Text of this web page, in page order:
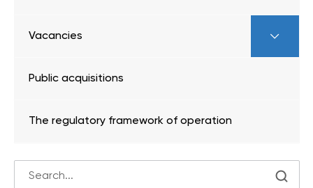
Vacancies
Public acquisitions
The regulatory framework of operation